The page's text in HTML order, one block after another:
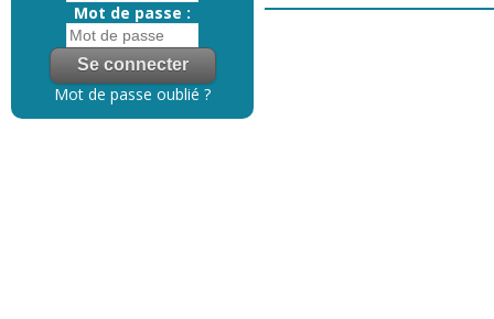
Mot de passe :
Mot de passe oublié ?